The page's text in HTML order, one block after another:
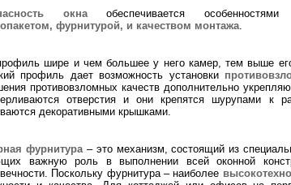
окнаобеспечивается
фурнитурой, и качеством монтажа.
шире и чем большее у него камер, тем выше
профиль дает возможность установки
противовзломных качеств дополнительно
отверстия и они крепятся шурупами к
декоративными крышками.
фурнитура– это механизм, состоящий из
важную роль в выполнении всей оконной
Поскольку фурнитура – наиболее